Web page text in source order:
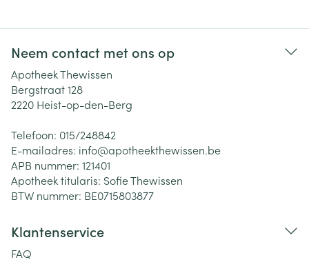
Neem contact met ons op
Apotheek Thewissen
Bergstraat 128
2220 Heist-op-den-Berg
Telefoon: 015/248842
E-mailadres: info@apotheekthewissen.be
APB nummer: 121401
Apotheek titularis: Sofie Thewissen
BTW nummer: BE0715803877
Klantenservice
FAQ